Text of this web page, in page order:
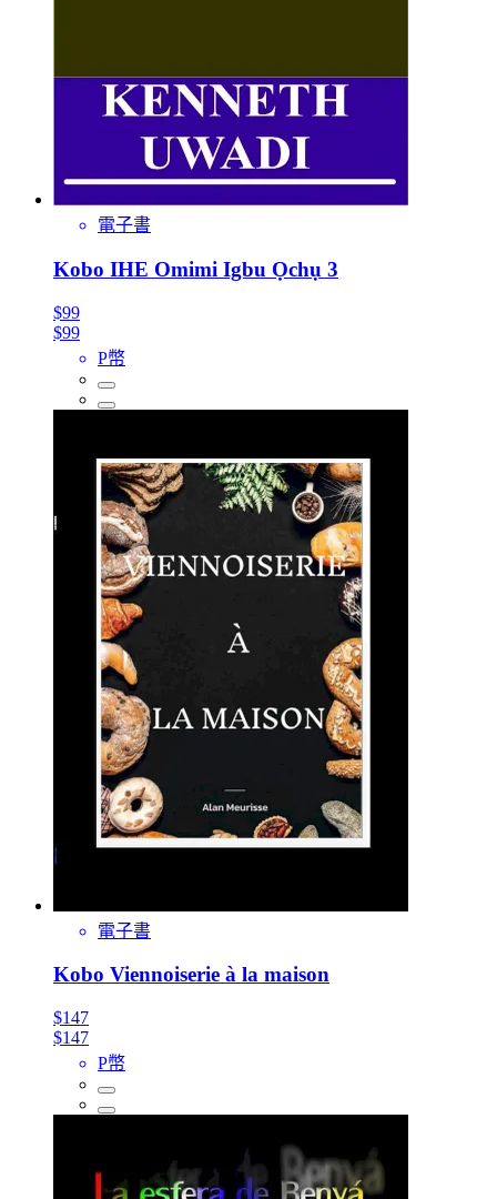
電子書
Kobo IHE Omimi Igbu Ọchụ 3
$99
$99
P幣
電子書
Kobo Viennoiserie à la maison
$147
$147
P幣